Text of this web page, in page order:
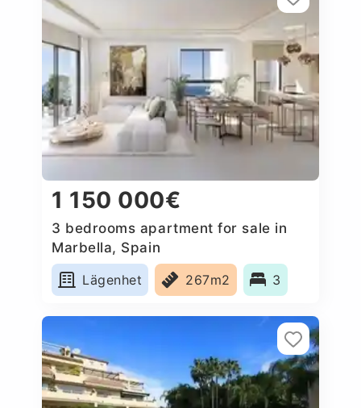
1 150 000€
3 bedrooms apartment for sale in
Marbella, Spain
Lägenhet
267m2 3